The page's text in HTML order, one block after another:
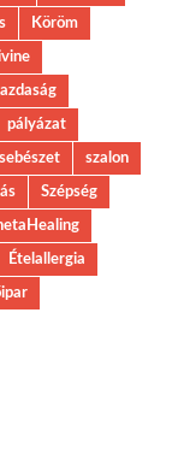
Köröm
pályázat
sebészet
szalon
Szépség
Ételallergia